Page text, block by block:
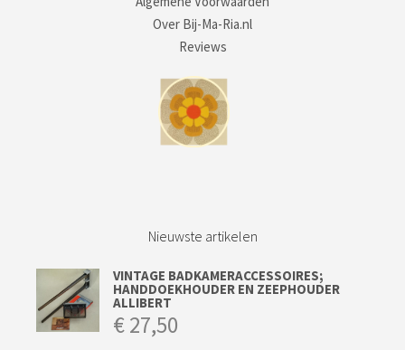
Over Bij-Ma-Ria.nl
Reviews
Nieuwste artikelen
VINTAGE BADKAMERACCESSOIRES;
HANDDOEKHOUDER EN ZEEPHOUDER
ALLIBERT
€27,50